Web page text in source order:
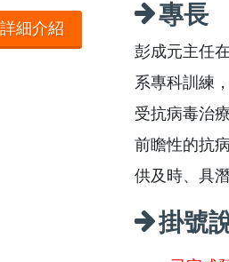
詳細介紹 專長
彭成元主任
系專科訓練
受抗病毒治
前瞻性的抗
供及時、具
掛號